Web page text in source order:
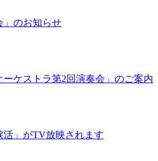
」のお知らせ
ーケストラ第2回演奏会」のご案内
活」がTV放映されます